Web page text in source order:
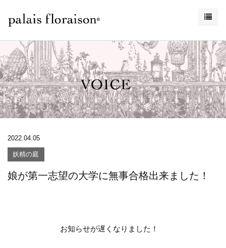
2022.04.05
妖精の庭
娘が第一志望の大学に無事合格出来ました！
お知らせが遅くなりました！